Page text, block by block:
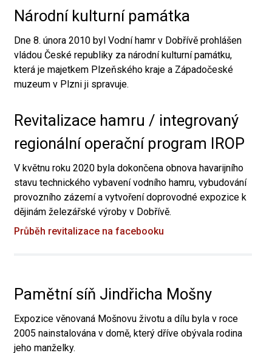
Národní kulturní památka
Dne 8. února 2010 byl Vodní hamr v Dobřívě prohlášen
vládou České republiky za národní kulturní památku,
která je majetkem Plzeňského kraje a Západočeské
muzeum v Plzni ji spravuje.
Revitalizace hamru / integrovaný
regionální operační program IROP
V květnu roku 2020 byla dokončena obnova havarijního
stavu technického vybavení vodního hamru, vybudování
provozního zázemí a vytvoření doprovodné expozice k
dějinám železářské výroby v Dobřívě.
Průběh revitalizace na facebooku
Pamětní síň Jindřicha Mošny
Expozice věnovaná Mošnovu životu a dílu byla v roce
2005 nainstalována v domě, který dříve obývala rodina
jeho manželky.